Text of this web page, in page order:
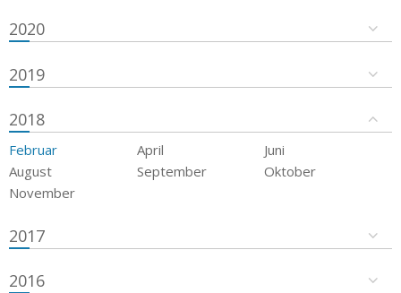
2020
2019
2018
Februar April
Juni
August
September
Oktober
November
2017
2016